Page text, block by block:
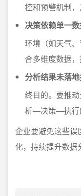
控和预警机制，
决策依赖单一数
环境（如天气
合多维度数据，
分析结果未落地
终目的。要推
析—决策—执行
企业要避免这些误
化，持续提升数据